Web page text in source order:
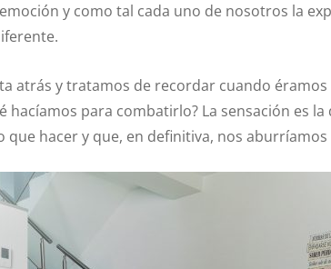
y como tal cada uno de nosotros la
atrás y tratamos de recordar cuando
hacíamos para combatirlo? La sensación es
que hacer y que, en definitiva, nos aburríamos